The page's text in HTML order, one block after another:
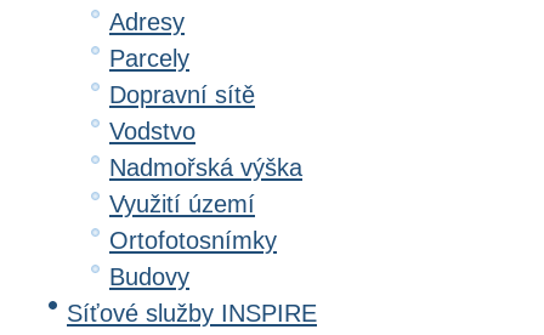
Adresy
Parcely
Dopravní sítě
Vodstvo
Nadmořská výška
Využití území
Ortofotosnímky
Budovy
Síťové služby INSPIRE